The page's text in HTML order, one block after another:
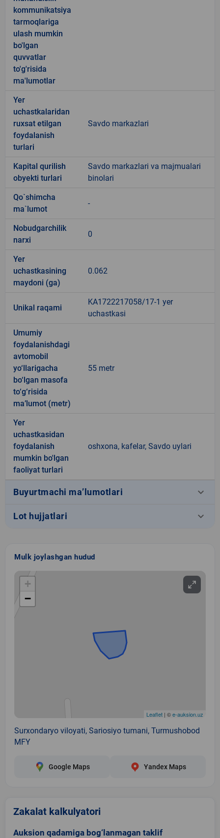
kommunikatsiya
tarmoqlariga
ulash mumkin
bo'lgan
quvvatlar
to'g'risida
ma'lumotlar
Yer
uchastkalaridan
ruxsat etilgan
foydalanish
turlari
Savdo markazlari
Kapital qurilish
obyekti turlari
Savdo markazlari va majmualari
binolari
Qo`shimcha
ma`lumot
-
Nobudgarchilik
narxi
0
Yer
uchastkasining
maydoni (ga)
0.062
Unikal raqami
KA1722217058/17-1 yer
uchastkasi
Umumiy
foydalanishdagi
avtomobil
yo‘llarigacha
bo‘lgan masofa
to‘g‘risida
ma’lumot (metr)
55 metr
Yer
uchastkasidan
foydalanish
mumkin bo'lgan
faoliyat turlari
oshxona, kafelar, Savdo uylari
Buyurtmachi ma’lumotlari keyboard_arrow_down
Lot hujjatlari keyboard_arrow_down
Mulk joylashgan hudud
+
−
Leaflet | ©e-auksion.uz
Surxondaryo viloyati, Sariosiyo tumani, Turmushobod
MFY
Google Maps Yandex Maps
Zakalat kalkulyatori
Auksion qadamiga bog‘lanmagan taklif